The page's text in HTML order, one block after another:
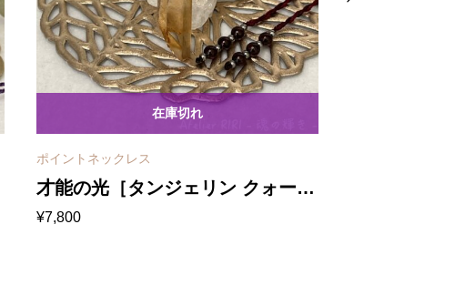
ポイントネックレス
才能の光［タンジェリン クォー
ツ］マクラメネックレス
¥7,800
在庫切れ